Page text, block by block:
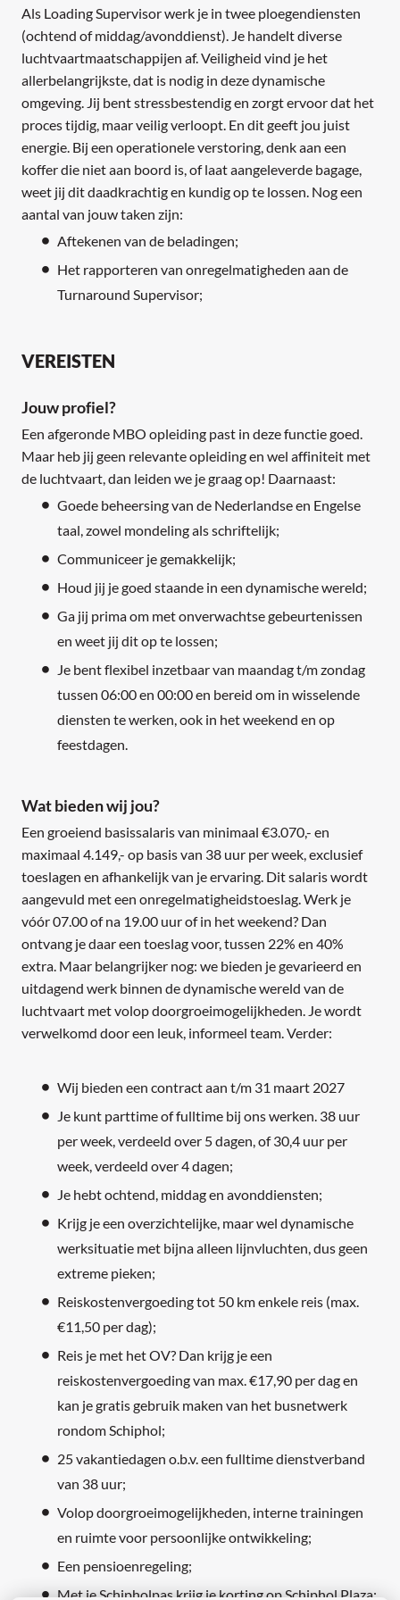
Als Loading Supervisor werk je in twee ploegendiensten
(ochtend of middag/avonddienst). Je handelt diverse
luchtvaartmaatschappijen af. Veiligheid vind je het
allerbelangrijkste, dat is nodig in deze dynamische
omgeving. Jij bent stressbestendig en zorgt ervoor dat het
proces tijdig, maar veilig verloopt. En dit geeft jou juist
energie. Bij een operationele verstoring, denk aan een
koffer die niet aan boord is, of laat aangeleverde bagage,
weet jij dit daadkrachtig en kundig op te lossen. Nog een
aantal van jouw taken zijn:
Aftekenen van de beladingen;
Het rapporteren van onregelmatigheden aan de
Turnaround Supervisor;
VEREISTEN
Jouw profiel?
Een afgeronde MBO opleiding past in deze functie goed.
Maar heb jij geen relevante opleiding en wel affiniteit met
de luchtvaart, dan leiden we je graag op! Daarnaast:
Goede beheersing van de Nederlandse en Engelse
taal, zowel mondeling als schriftelijk;
Communiceer je gemakkelijk;
Houd jij je goed staande in een dynamische wereld;
Ga jij prima om met onverwachtse gebeurtenissen
en weet jij dit op te lossen;
Je bent flexibel inzetbaar van maandag t/m zondag
tussen 06:00 en 00:00 en bereid om in wisselende
diensten te werken, ook in het weekend en op
feestdagen.
Wat bieden wij jou?
Een groeiend basissalaris van minimaal €3.070,- en
maximaal 4.149,- op basis van 38 uur per week, exclusief
toeslagen en afhankelijk van je ervaring. Dit salaris wordt
aangevuld met een onregelmatigheidstoeslag. Werk je
vóór 07.00 of na 19.00 uur of in het weekend? Dan
ontvang je daar een toeslag voor, tussen 22% en 40%
extra. Maar belangrijker nog: we bieden je gevarieerd en
uitdagend werk binnen de dynamische wereld van de
luchtvaart met volop doorgroeimogelijkheden. Je wordt
verwelkomd door een leuk, informeel team. Verder:
Wij bieden een contract aan t/m 31 maart 2027
Je kunt parttime of fulltime bij ons werken. 38 uur
per week, verdeeld over 5 dagen, of 30,4 uur per
week, verdeeld over 4 dagen;
Je hebt ochtend, middag en avonddiensten;
Krijg je een overzichtelijke, maar wel dynamische
werksituatie met bijna alleen lijnvluchten, dus geen
extreme pieken;
Reiskostenvergoeding tot 50 km enkele reis (max.
€11,50 per dag);
Reis je met het OV? Dan krijg je een
reiskostenvergoeding van max. €17,90 per dag en
kan je gratis gebruik maken van het busnetwerk
rondom Schiphol;
25 vakantiedagen o.b.v. een fulltime dienstverband
van 38 uur;
Volop doorgroeimogelijkheden, interne trainingen
en ruimte voor persoonlijke ontwikkeling;
Een pensioenregeling;
Met je Schipholpas krijg je korting op Schiphol Plaza;